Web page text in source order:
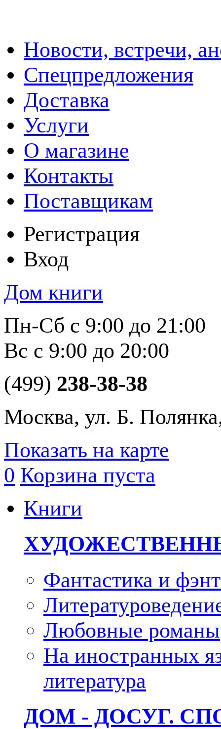
Новости, встречи,
Спецпредложения
Доставка
Услуги
О магазине
Контакты
Поставщикам
Регистрация
Вход
Дом книги
Пн-Сб с 9:00 до 21:00
Вс с 9:00 до 20:00
(499) 238-38-38
Москва, ул. Б.
Показать на карте
0 Корзина пуста
Книги
Фантастика и
Любовные романы
На иностранных
литература
ДОМ - ДОСУГ.